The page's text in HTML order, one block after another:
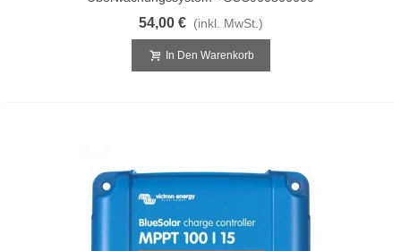
54,00 € (inkl. MwSt.)
In Den Warenkorb